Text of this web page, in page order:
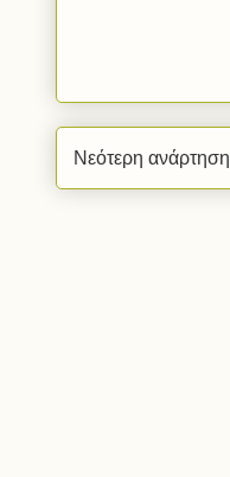
Νεότερη ανάρτηση